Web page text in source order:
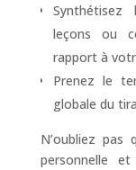
Synthétisez
leçons ou
rapport à
Prenez le
globale du
N’oubliez
personnelle